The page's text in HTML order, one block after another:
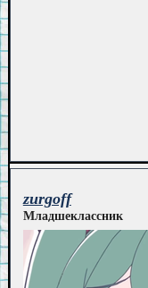
zurgoff
Младшеклассник